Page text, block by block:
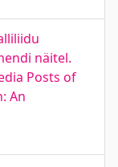
näitel.
Posts of
An